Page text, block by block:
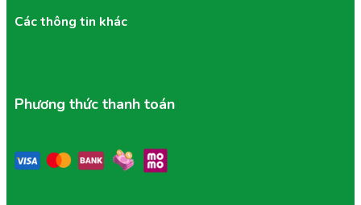
Các thông tin khác
Phương thức thanh toán